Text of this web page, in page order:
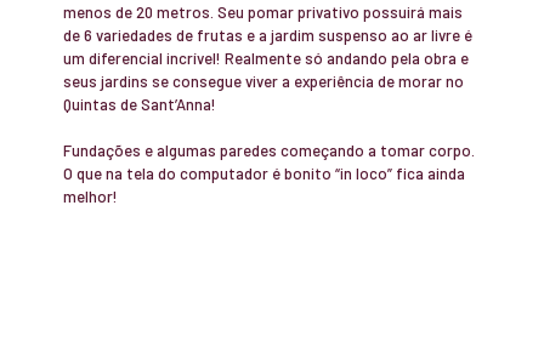
menos de 20 metros. Seu pomar privativo possuirá mais
de 6 variedades de frutas e a jardim suspenso ao ar livre é
um diferencial incrível! Realmente só andando pela obra e
seus jardins se consegue viver a experiência de morar no
Quintas de Sant’Anna!
Fundações e algumas paredes começando a tomar corpo.
O que na tela do computador é bonito “in loco” fica ainda
melhor!